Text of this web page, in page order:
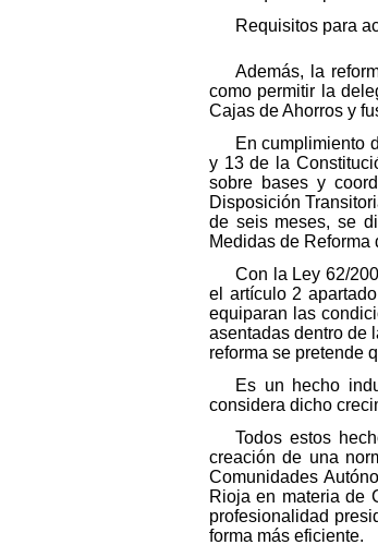
Requisitos para
Además, la
como permitir la
Cajas de Ahorros y
En cumplimiento
y 13 de la
sobre bases y
Disposición
de seis meses, se
Medidas de
Con la Ley 62/
el artículo 2
equiparan las
asentadas dentro de
reforma se pretende
Es un hecho
considera dicho
Todos estos
creación de una
Comunidades
Rioja en materia de
profesionalidad
forma más eficiente.